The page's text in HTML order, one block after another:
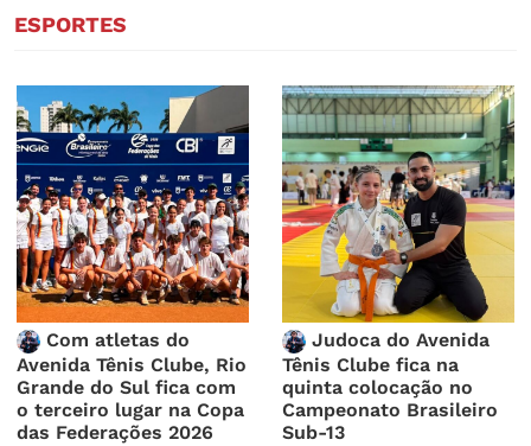
ESPORTES
Com atletas do
Avenida Tênis Clube, Rio
Grande do Sul fica com
o terceiro lugar na Copa
das Federações 2026
Judoca do Avenida
Tênis Clube fica na
quinta colocação no
Campeonato Brasileiro
Sub-13